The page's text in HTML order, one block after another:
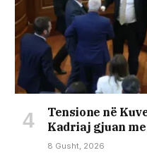
Tensione në
Kadriaj gjuan
8 Gusht, 2026